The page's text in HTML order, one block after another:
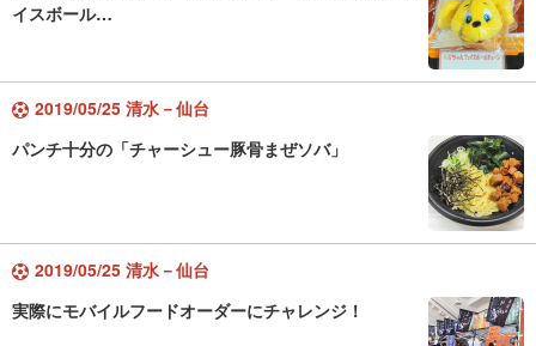
イスボール…
2019/05/25 清水－仙台
パンチ十分の「チャーシュー豚骨まぜソバ」
2019/05/25 清水－仙台
実際にモバイルフードオーダーにチャレンジ！